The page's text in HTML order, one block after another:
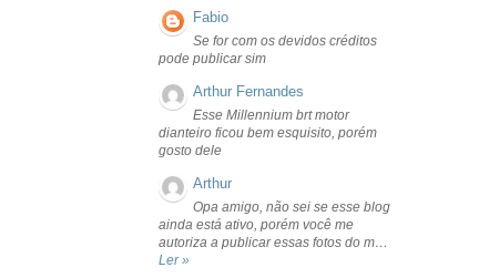
Fabio
Se for com os devidos créditos
pode publicar sim
Arthur Fernandes
Esse Millennium brt motor
dianteiro ficou bem esquisito, porém
gosto dele
Arthur
Opa amigo, não sei se esse blog
ainda está ativo, porém você me
autoriza a publicar essas fotos do m…
Ler »